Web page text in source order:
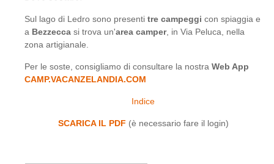
Sul lago di Ledro sono presenti tre campeggi con spiaggia e
a Bezzecca si trova un'area camper, in Via Peluca, nella
zona artigianale.
Per le soste, consigliamo di consultare la nostra Web App
CAMP.VACANZELANDIA.COM
Indice
SCARICA IL PDF (è necessario fare il login)